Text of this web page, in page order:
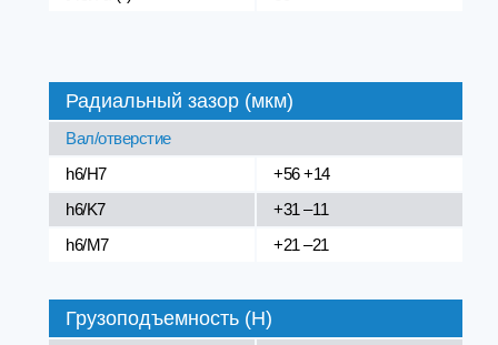
Радиальный зазор (мкм)
Вал/отверстие
h6/H7
+56 +14
h6/K7
+31 –11
h6/M7
+21 –21
Грузоподъемность (Н)